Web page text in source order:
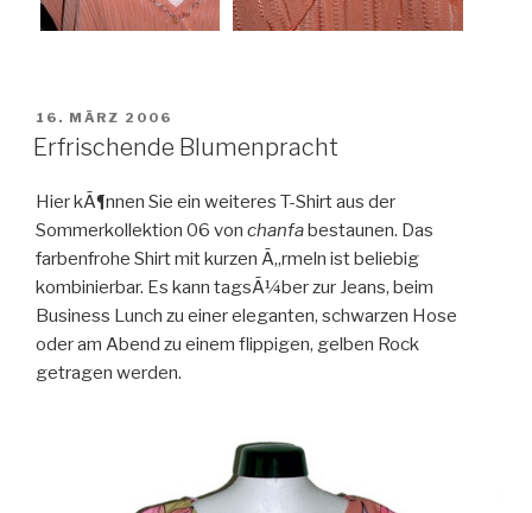
VERÖFFENTLICHT
AM
16. MÄRZ 2006
Erfrischende Blumenpracht
Hier kÃ¶nnen Sie ein weiteres T-Shirt aus der
Sommerkollektion 06 von chanfa bestaunen. Das
farbenfrohe Shirt mit kurzen Ã„rmeln ist beliebig
kombinierbar. Es kann tagsÃ¼ber zur Jeans, beim
Business Lunch zu einer eleganten, schwarzen Hose
oder am Abend zu einem flippigen, gelben Rock
getragen werden.